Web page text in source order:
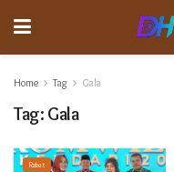
Home Tag Gala
Tag: Gala
Raket